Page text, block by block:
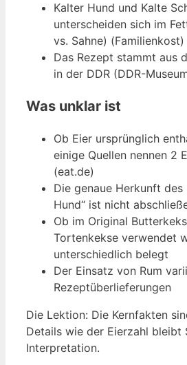
Kalter Hund und Kalte
unterscheiden sich im
vs. Sahne) (Familienkost)
Das Rezept stammt aus
in der DDR (DDR-
Was unklar ist
Ob Eier ursprünglich
einige Quellen nennen 2
(eat.de)
Die genaue Herkunft des
Hund“ ist nicht
Ob im Original
Tortenkekse verwendet
unterschiedlich belegt
Der Einsatz von Rum
Rezeptüberlieferungen
Die Lektion: Die Kernfakten
Details wie der Eierzahl bleibt
Interpretation.